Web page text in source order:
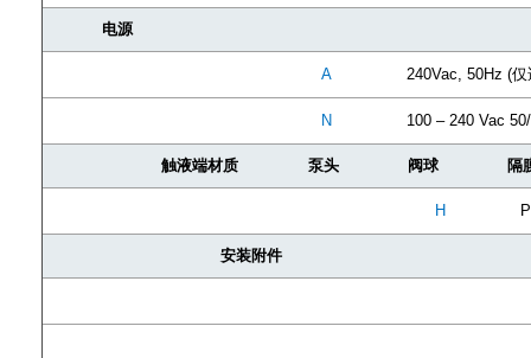
电源
A 240Vac, 50Hz (
N 100 – 240 Vac
触液端材质 泵头 阀球 隔
H
安装附件